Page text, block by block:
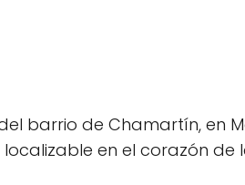
barrio de Chamartín, en
en el corazón de